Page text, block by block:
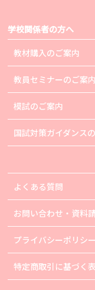
学校関係者の方へ
教材購入のご案内
教員セミナーのご案内
模試のご案内
国試対策ガイダンス
よくある質問
お問い合わせ・資料
プライバシーポリシー
特定商取引に基づく